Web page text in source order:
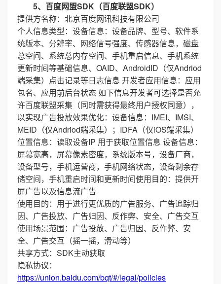
5、百度网盟SDK（百度联盟SDK）
提供方名称：北京百度网讯科技有限公司
个人信息类型：设备信息：设备品牌、型号、软件系
统版本、分辨率、网络信号强度、传感器信息，磁盘
总空间、系统总内存空间、手机重启信息、手机系统
更新时间等基础信息、OAID、AndroidID（仅Andriod
端采集）点击记录等日志信息 开发者应用信息：应用
包名、应用前后台状态 如下信息开发者可选择是否允
许百度联盟采集（同时需获得最终用户授权同意），
以实现广告投放效果优化：设备信息：IMEI、IMSI、
MEID（仅Andriod端采集）；IDFA（仅iOS端采集）
位置信息：读取设备IP 用于获取位置信息 设备信息：
屏幕宽高，屏幕像素密度，系统版本号，设备厂商，
设备型号，手机运营商，手机网络状态，设备剩余存
储空间，手机重启时间和更新时间使用目的：提供开
屏广告以及信息流广告
使用目的：用于进行更优质的广告服务、广告追踪归
因、广告投放、广告归因、反作弊、安全、广告交互
使用场景范围：广告投放、广告归因、反作弊、安
全、广告交互（摇一摇，滑动等）
共享方式：SDK主动获取
隐私协议：
https://union.baidu.com/bqt/#/legal/policies